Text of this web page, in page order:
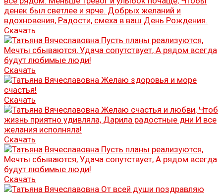
Скачать
Скачать
Скачать
Скачать
Скачать